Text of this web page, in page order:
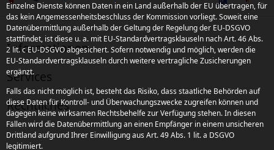
Informationen
Services
Rechtliches
Einzelne Dienste können Daten in ein Land außerhalb der EU übertragen, für
das kein Angemessenheitsbeschluss der Kommission vorliegt. Soweit eine
Datenübermittlung außerhalb der Geltung der Regelung der EU-DSGVO
stattfindet, ist diese u. a. mit EU-Standardvertragsklauseln nach Art. 46 Abs.
2 lit. c EU-DSGVO abgesichert. Sofern notwendig und möglich, werden die
EU-Standardvertragsklauseln durch weitere vertragliche Zusicherungen
ergänzt.
Falls das nicht möglich ist, besteht das Risiko, dass staatliche Behörden auf
diese Daten für Kontroll- und Überwachungszwecke zugreifen können und
dagegen keine wirksamen Rechtsbehelfe zur Verfügung stehen. In diesen
Fällen wird die Datenübermittlung an einen Empfänger in einem unsicheren
Drittland aufgrund Ihrer Einwilligung aus Art. 49 Abs. 1 lit. a DSGVO
legitimiert.